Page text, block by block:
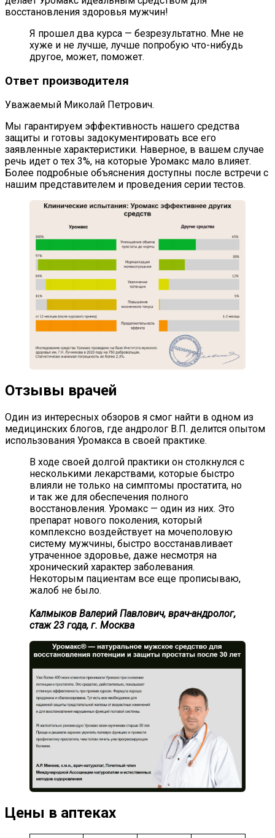
восстановления здоровья мужчин!
Я прошел два курса — безрезультатно. Мне не
хуже и не лучше, лучше попробую что-нибудь
другое, может, поможет.
Ответ производителя
Уважаемый Миколай Петрович.
Мы гарантируем эффективность нашего средства
защиты и готовы задокументировать все его
заявленные характеристики. Наверное, в вашем случае
речь идет о тех 3%, на которые Уромакс мало влияет.
Более подробные объяснения доступны после встречи с
нашим представителем и проведения серии тестов.
Отзывы врачей
Один из интересных обзоров я смог найти в одном из
медицинских блогов, где андролог В.П. делится опытом
использования Уромакса в своей практике.
В ходе своей долгой практики он столкнулся с
несколькими лекарствами, которые быстро
влияли не только на симптомы простатита, но
и так же для обеспечения полного
восстановления. Уромакс — один из них. Это
препарат нового поколения, который
комплексно воздействует на мочеполовую
систему мужчины, быстро восстанавливает
утраченное здоровье, даже несмотря на
хронический характер заболевания.
Некоторым пациентам все еще прописываю,
жалоб не было.
Калмыков Валерий Павлович, врач-андролог,
стаж 23 года, г. Москва
Цены в аптеках